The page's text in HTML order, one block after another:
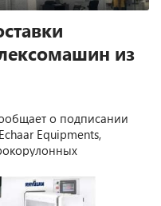
из
о подписании
Equipments,